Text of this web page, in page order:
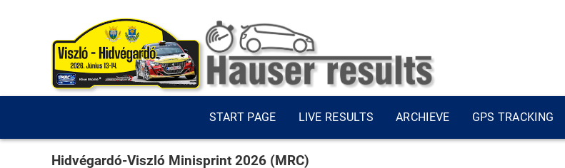
START PAGE LIVE RESULTS ARCHIEVE GPS TRACKING
Hidvégardó-Viszló Minisprint 2026 (MRC)